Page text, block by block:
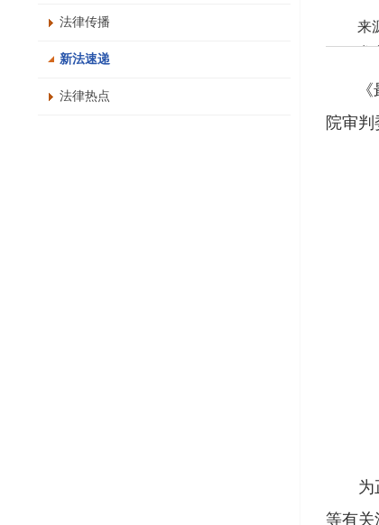
法律传播
新法速递
法律热点
来
发
《最
院审
为正
等有关